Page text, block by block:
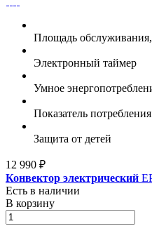
Площадь
Электронный таймер
Умное
Показатель
Защита от детей
12 990 ₽
Конвектор электрический
Есть в наличии
В корзину